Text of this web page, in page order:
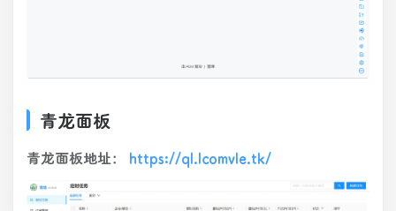
青龙面板
青龙面板地址： https://ql.lcomvle.tk/